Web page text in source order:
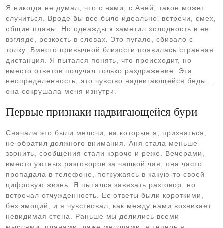
Я никогда не думал, что с нами, с Аней, такое может
случиться. Вроде бы все было идеально⁚ встречи, смех,
общие планы. Но однажды я заметил холодность в ее
взгляде, резкость в словах. Это пугало, сбивало с
толку. Вместо привычной близости появилась странная
дистанция. Я пытался понять, что происходит, но
вместо ответов получал только раздражение. Эта
неопределенность, это чувство надвигающейся беды…
она сокрушала меня изнутри.
Первые признаки надвигающейся бури
Сначала это были мелочи, на которые я, признаться,
не обратил должного внимания. Аня стала меньше
звонить, сообщения стали короче и реже. Вечерами,
вместо уютных разговоров за чашкой чая, она часто
пропадала в телефоне, погружаясь в какую-то своей
цифровую жизнь. Я пытался завязать разговор, но
встречал отчужденность. Ее ответы были короткими,
без эмоций, и я чувствовал, как между нами возникает
невидимая стена. Раньше мы делились всеми